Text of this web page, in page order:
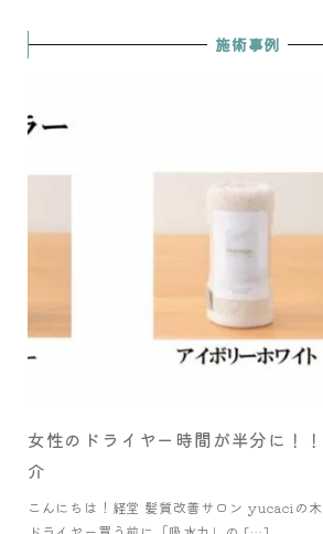
施術事例
女性のドライヤー時間が半分に！
介
こんにちは！経堂 髪質改善サロン yucaciの